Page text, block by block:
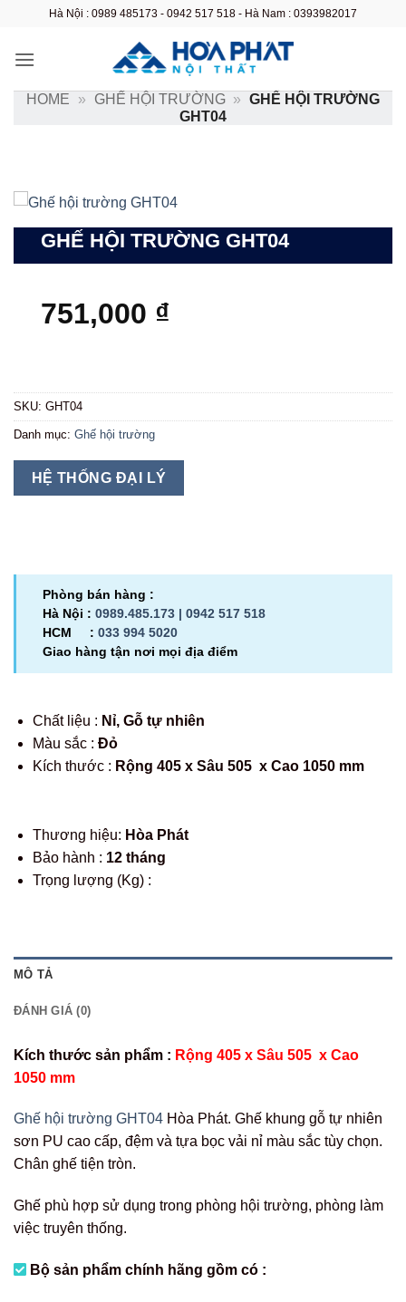
nội
Hà Nội : 0989 485173 - 0942 517 518 - Hà Nam : 0393982017
HOME » GHẾ HỘI TRƯỜNG » GHẾ HỘI TRƯỜNG
GHT04
GHẾ HỘI TRƯỜNG GHT04
751,000 ₫
SKU: GHT04
Danh mục: Ghế hội trường
HỆ THỐNG ĐẠI LÝ
Phòng bán hàng :
Hà Nội : 0989.485.173 | 0942 517 518
HCM : 033 994 5020
Giao hàng tận nơi mọi địa điểm
Chất liệu : Nỉ, Gỗ tự nhiên
Màu sắc : Đỏ
Kích thước : Rộng 405 x Sâu 505 x Cao 1050 mm
Thương hiệu: Hòa Phát
Bảo hành : 12 tháng
Trọng lượng (Kg) :
MÔ TẢ
ĐÁNH GIÁ (0)
Kích thước sản phẩm : Rộng 405 x Sâu 505 x Cao
1050 mm
Ghế hội trường GHT04 Hòa Phát. Ghế khung gỗ tự nhiên
sơn PU cao cấp, đệm và tựa bọc vải nỉ màu sắc tùy chọn.
Chân ghế tiện tròn.
Ghế phù hợp sử dụng trong phòng hội trường, phòng làm
việc truyên thống.
Bộ sản phẩm chính hãng gồm có :